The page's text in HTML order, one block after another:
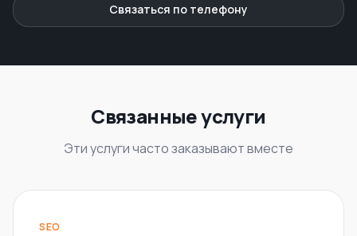
Связаться по телефону
Связанные услуги
Эти услуги часто заказывают вместе
SEO